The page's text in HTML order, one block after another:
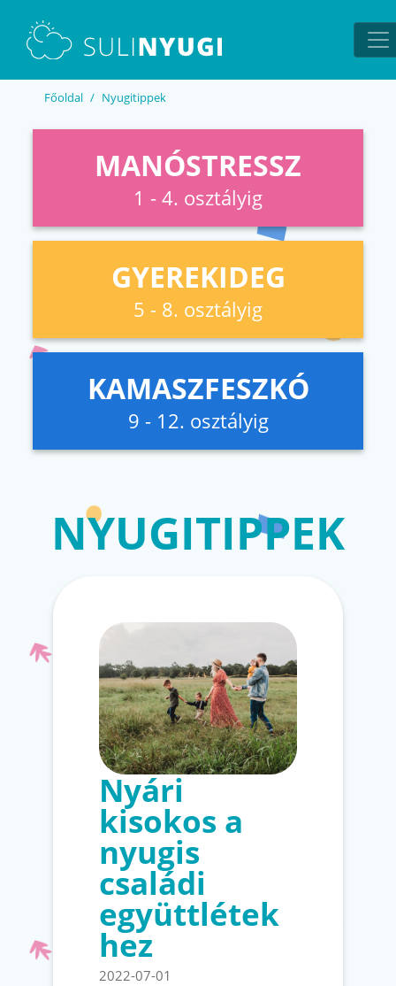
Főoldal Nyugitippek
MANÓSTRESSZ
1 - 4. osztályig
GYEREKIDEG
5 - 8. osztályig
KAMASZFESZKÓ
9 - 12. osztályig
NYUGITIPPEK
Nyári
kisokos a
nyugis
családi
együttlétek
hez
2022-07-01